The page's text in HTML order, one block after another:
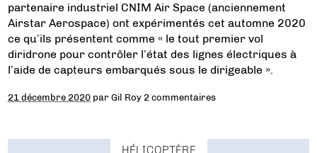
partenaire industriel CNIM Air Space (anciennement
Airstar Aerospace) ont expérimentés cet automne 2020
ce qu’ils présentent comme « le tout premier vol
diridrone pour contrôler l’état des lignes électriques à
l’aide de capteurs embarqués sous le dirigeable ».
21 décembre 2020 parGil Roy 2 commentaires
HÉLICOPTÈRE